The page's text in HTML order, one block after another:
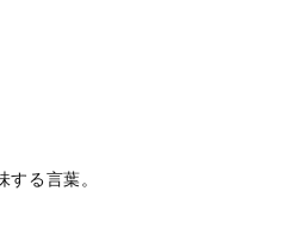
する言葉。